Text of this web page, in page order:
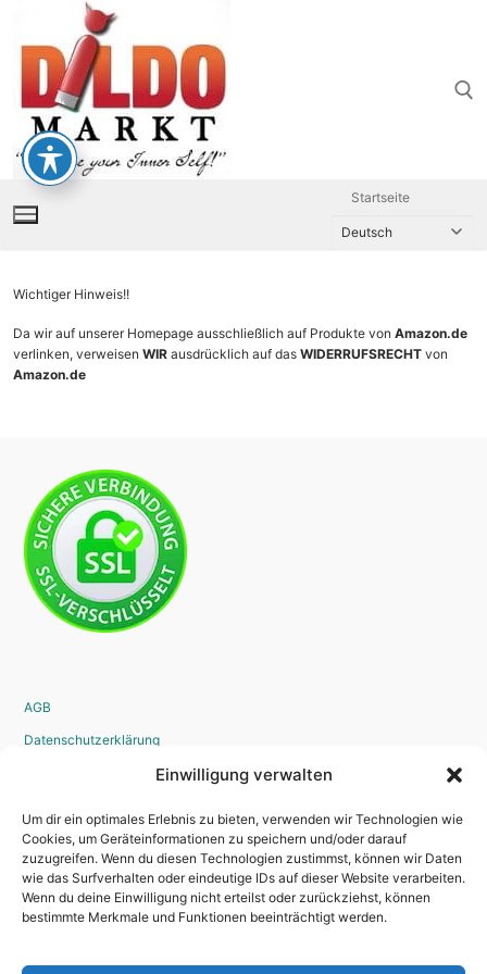
Einwilligung verwalten
Um dir ein optimales Erlebnis zu bieten, verwenden wir Technologien wie
Cookies, um Geräteinformationen zu speichern und/oder darauf
zuzugreifen. Wenn du diesen Technologien zustimmst, können wir Daten
wie das Surfverhalten oder eindeutige IDs auf dieser Website verarbeiten.
Wenn du deine Einwilligung nicht erteilst oder zurückziehst, können
bestimmte Merkmale und Funktionen beeinträchtigt werden.
springen
Startseite
Wichtiger Hinweis!!
Da wir auf unserer Homepage ausschließlich auf Produkte von Amazon.de
verlinken, verweisen WIR ausdrücklich auf das WIDERRUFSRECHT von
Amazon.de
AGB
Datenschutzerklärung
Impressum
Bestellvorgang